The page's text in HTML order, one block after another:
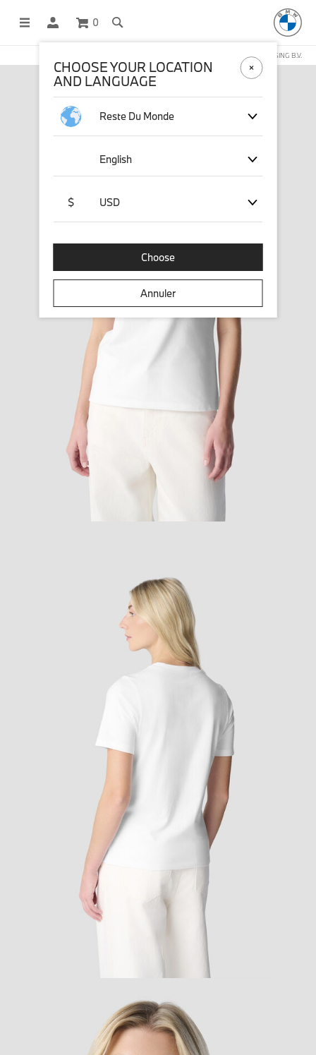
0
BOUTIQUE EN LIGNE GÉRÉE PAR STICHD SPORTSMERCHANDISING B.V.
CHOOSE YOUR LOCATION
AND LANGUAGE
Reste Du Monde
English
$ USD
Choose
Annuler